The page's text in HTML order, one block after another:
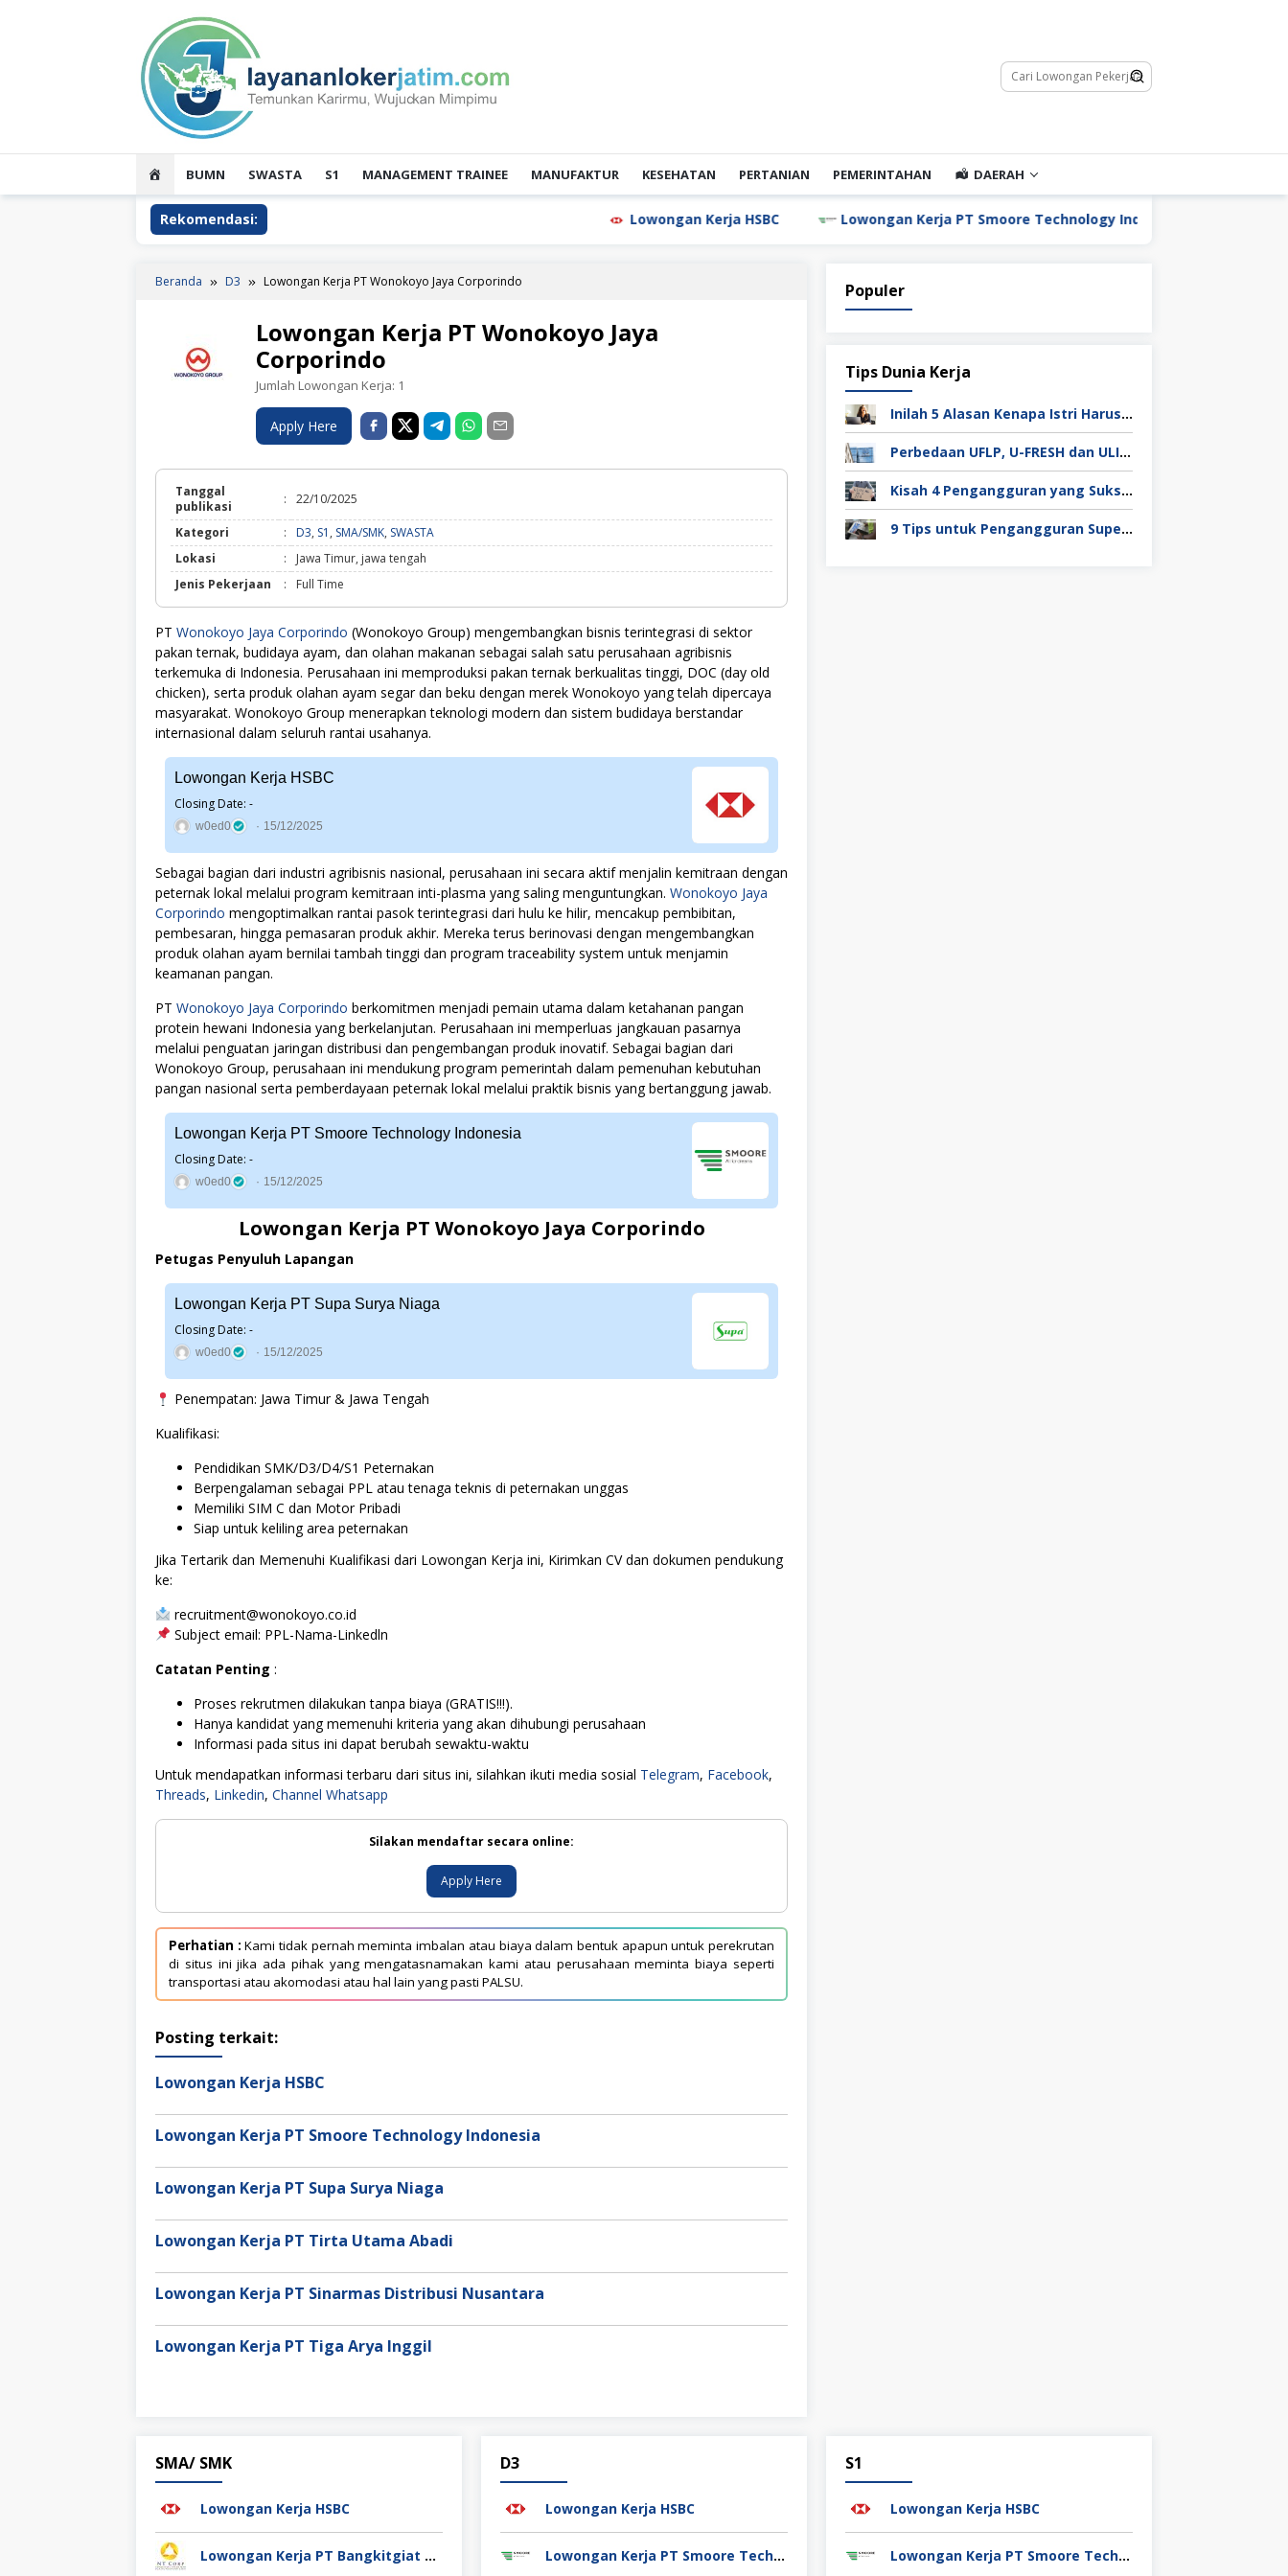
HOMEBUMN SWASTA S1 MANAGEMENT TRAINEE MANUFAKTUR KESEHATAN PERTANIAN PEMERINTAHAN DAERAH
Rekomendasi: Lowongan Kerja HSBC Lowongan Kerja PT Smoore Technology Indonesia
Beranda D3 Lowongan Kerja PT Wonokoyo Jaya Corporindo
Lowongan Kerja PT Wonokoyo Jaya
Corporindo
Jumlah Lowongan Kerja: 1
Apply Here
Tanggal
publikasi
: 22/10/2025
Kategori : D3, S1 , SMA/SMK, SWASTA
S1,
SWASTA
Lokasi :
Jawa Timur, jawa tengah
Jenis Pekerjaan
: Full Time
PT Wonokoyo Jaya Corporindo (Wonokoyo Group) mengembangkan bisnis terintegrasi di sektor
pakan ternak, budidaya ayam, dan olahan makanan sebagai salah satu perusahaan agribisnis
terkemuka di Indonesia. Perusahaan ini memproduksi pakan ternak berkualitas tinggi, DOC (day old
chicken), serta produk olahan ayam segar dan beku dengan merek Wonokoyo yang telah dipercaya
masyarakat. Wonokoyo Group menerapkan teknologi modern dan sistem budidaya berstandar
internasional dalam seluruh rantai usahanya.
Lowongan Kerja HSBC
Closing Date: -
w0ed0 15/12/2025
Sebagai bagian dari industri agribisnis nasional, perusahaan ini secara aktif menjalin kemitraan dengan
peternak lokal melalui program kemitraan inti-plasma yang saling menguntungkan. Wonokoyo Jaya
Corporindo mengoptimalkan rantai pasok terintegrasi dari hulu ke hilir, mencakup pembibitan,
pembesaran, hingga pemasaran produk akhir. Mereka terus berinovasi dengan mengembangkan
produk olahan ayam bernilai tambah tinggi dan program traceability system untuk menjamin
keamanan pangan.
PT Wonokoyo Jaya Corporindo berkomitmen menjadi pemain utama dalam ketahanan pangan
protein hewani Indonesia yang berkelanjutan. Perusahaan ini memperluas jangkauan pasarnya
melalui penguatan jaringan distribusi dan pengembangan produk inovatif. Sebagai bagian dari
Wonokoyo Group, perusahaan ini mendukung program pemerintah dalam pemenuhan kebutuhan
pangan nasional serta pemberdayaan peternak lokal melalui praktik bisnis yang bertanggung jawab.
Lowongan Kerja PT Smoore Technology Indonesia
Closing Date: -
w0ed0 15/12/2025
Lowongan Kerja PT Wonokoyo Jaya Corporindo
Petugas Penyuluh Lapangan
Lowongan Kerja PT Supa Surya Niaga
Closing Date: -
w0ed0 15/12/2025
Penempatan: Jawa Timur & Jawa Tengah
Kualifikasi:
Pendidikan SMK/D3/D4/S1 Peternakan
Berpengalaman sebagai PPL atau tenaga teknis di peternakan unggas
Memiliki SIM C dan Motor Pribadi
Siap untuk keliling area peternakan
Jika Tertarik dan Memenuhi Kualifikasi dari Lowongan Kerja ini, Kirimkan CV dan dokumen pendukung
ke:
recruitment@wonokoyo.co.id
Subject email: PPL-Nama-Linkedln
Catatan Penting :
Proses rekrutmen dilakukan tanpa biaya (GRATIS!!!).
Hanya kandidat yang memenuhi kriteria yang akan dihubungi perusahaan
Informasi pada situs ini dapat berubah sewaktu-waktu
Untuk mendapatkan informasi terbaru dari situs ini, silahkan ikuti media sosial Telegram, Facebook,
Threads, Linkedin, Channel Whatsapp
Silakan mendaftar secara online:
Apply Here
Perhatian : Kami tidak pernah meminta imbalan atau biaya dalam bentuk apapun untuk perekrutan
di situs ini jika ada pihak yang mengatasnamakan kami atau perusahaan meminta biaya seperti
transportasi atau akomodasi atau hal lain yang pasti PALSU.
Posting terkait:
Lowongan Kerja HSBC
Lowongan Kerja PT Smoore Technology Indonesia
Lowongan Kerja PT Supa Surya Niaga
Lowongan Kerja PT Tirta Utama Abadi
Lowongan Kerja PT Sinarmas Distribusi Nusantara
Lowongan Kerja PT Tiga Arya Inggil
Populer
Tips Dunia Kerja
Inilah 5 Alasan Kenapa Istri Harus Punya Uang Sendiri Setelah Menikah
Perbedaan UFLP, U-FRESH dan ULIP pada Program Unilever
Kisah 4 Pengangguran yang Sukses Mendapat Kerja
9 Tips untuk Pengangguran Super Duper Penting
SMA/ SMK
Lowongan Kerja HSBC
Lowongan Kerja PT Bangkitgiat Usaha Mandiri (NT Corp)
D3
Lowongan Kerja HSBC
Lowongan Kerja PT Smoore Technology Indonesia
S1
Lowongan Kerja HSBC
Lowongan Kerja PT Smoore Technology Indonesia